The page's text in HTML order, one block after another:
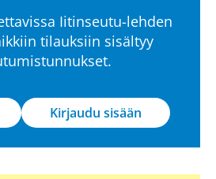
Iitinseutu-lehden
tilauksiin sisältyy
Kirjaudu sisään